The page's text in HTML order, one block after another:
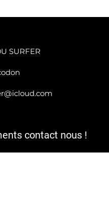
SURFER
contact nous !